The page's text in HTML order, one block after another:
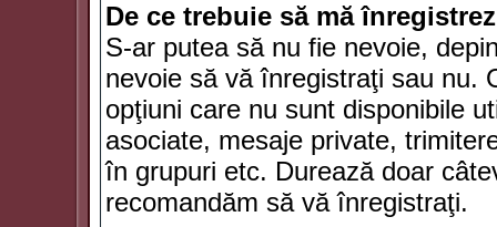
De ce trebuie să mă
S-ar putea să nu fie nevoie,
nevoie să vă înregistraţi sau nu.
opţiuni care nu sunt disponibile
asociate, mesaje private,
în grupuri etc. Durează doar
recomandăm să vă înregistraţi.